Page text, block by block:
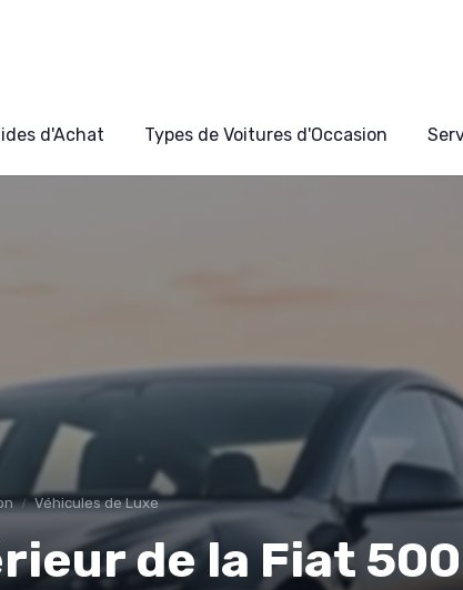
d'Achat Types de Voitures d'Occasion
Véhicules de Luxe
de la Fiat 500